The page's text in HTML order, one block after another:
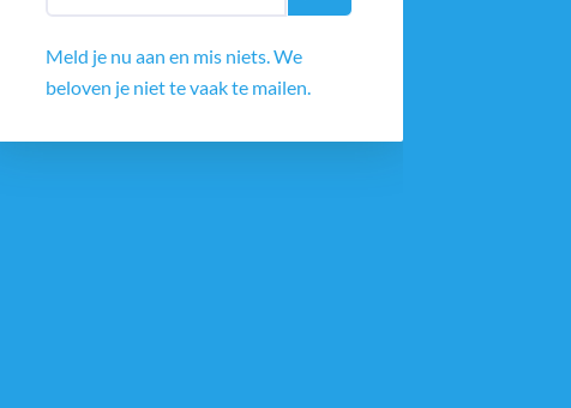
Meld je nu aan en mis niets. We
beloven je niet te vaak te mailen.